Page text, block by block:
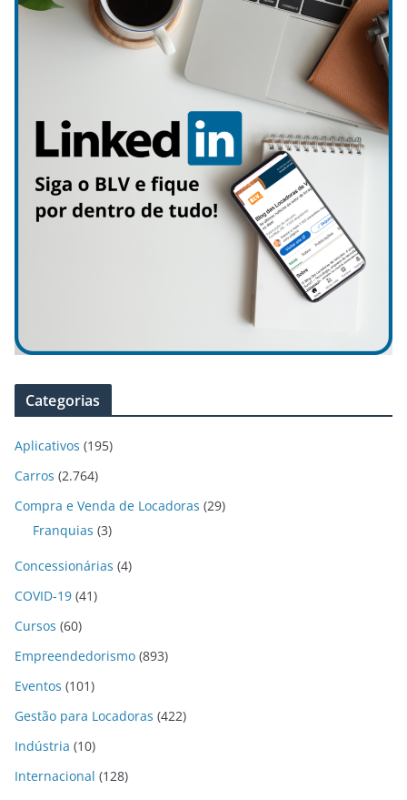
Categorias
Aplicativos (195)
Carros (2.764)
Compra e Venda de Locadoras (29)
Franquias (3)
Concessionárias (4)
COVID-19 (41)
Cursos (60)
Empreendedorismo (893)
Eventos (101)
Gestão para Locadoras (422)
Indústria (10)
Internacional (128)